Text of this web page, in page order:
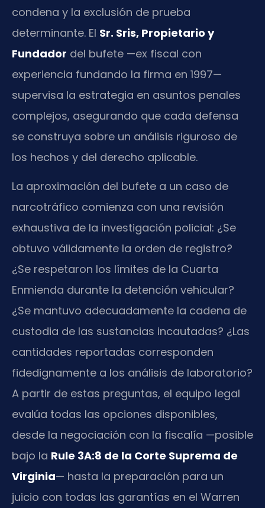
condena y la exclusión de prueba
determinante. El Sr. Sris, Propietario y
Fundador del bufete —ex fiscal con
experiencia fundando la firma en 1997—
supervisa la estrategia en asuntos penales
complejos, asegurando que cada defensa
se construya sobre un análisis riguroso de
los hechos y del derecho aplicable.
La aproximación del bufete a un caso de
narcotráfico comienza con una revisión
exhaustiva de la investigación policial: ¿Se
obtuvo válidamente la orden de registro?
¿Se respetaron los límites de la Cuarta
Enmienda durante la detención vehicular?
¿Se mantuvo adecuadamente la cadena de
custodia de las sustancias incautadas? ¿Las
cantidades reportadas corresponden
fidedignamente a los análisis de laboratorio?
A partir de estas preguntas, el equipo legal
evalúa todas las opciones disponibles,
desde la negociación con la fiscalía —posible
bajo la Rule 3A:8 de la Corte Suprema de
Virginia— hasta la preparación para un
juicio con todas las garantías en el Warren